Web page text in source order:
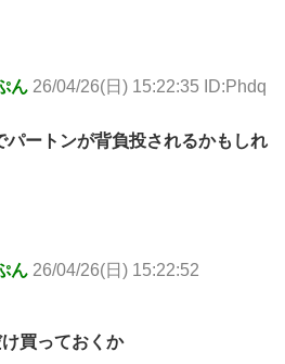
ん 26/04/26(日) 15:22:35 ID:Phdq
パートンが背負投されるかもしれ
ん 26/04/26(日) 15:22:52
買っておくか